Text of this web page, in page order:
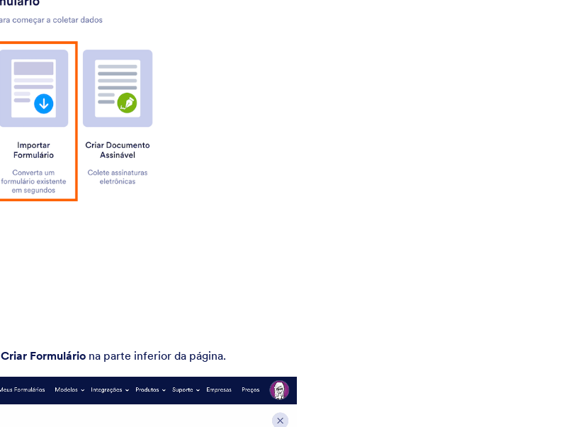
Criar Formulário na parte inferior da página.